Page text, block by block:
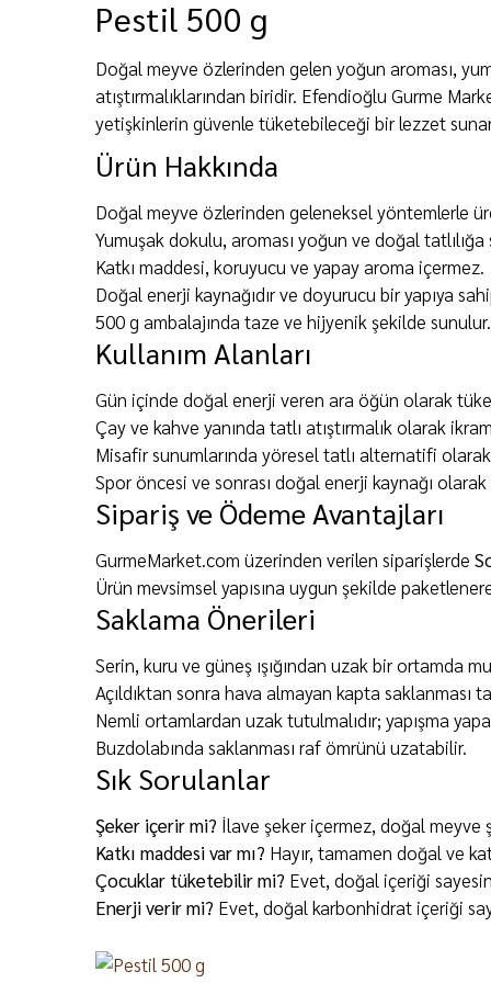
Pestil 500 g
Doğal meyve özlerinden gelen yoğun aroması,
atıştırmalıklarından biridir. Efendioğlu Gurme
yetişkinlerin güvenle tüketebileceği bir lezzet
Ürün Hakkında
Doğal meyve özlerinden geleneksel yöntemlerle
Yumuşak dokulu, aroması yoğun ve doğal tatlılığa
Katkı maddesi, koruyucu ve yapay aroma içermez.
Doğal enerji kaynağıdır ve doyurucu bir yapıya
500 g ambalajında taze ve hijyenik şekilde sunulur.
Kullanım Alanları
Gün içinde doğal enerji veren ara öğün olarak
Çay ve kahve yanında tatlı atıştırmalık olarak
Misafir sunumlarında yöresel tatlı alternatifi
Spor öncesi ve sonrası doğal enerji kaynağı
Sipariş ve Ödeme Avantajları
GurmeMarket.com üzerinden verilen siparişlerde
Ürün mevsimsel yapısına uygun şekilde
Saklama Önerileri
Serin, kuru ve güneş ışığından uzak bir ortamda
Açıldıktan sonra hava almayan kapta saklanması
Nemli ortamlardan uzak tutulmalıdır; yapışma
Buzdolabında saklanması raf ömrünü uzatabilir.
Sık Sorulanlar
Şeker içerir mi? İlave şeker içermez, doğal meyve
Katkı maddesi var mı? Hayır, tamamen doğal ve
Çocuklar tüketebilir mi? Evet, doğal içeriği
Enerji verir mi? Evet, doğal karbonhidrat içeriği